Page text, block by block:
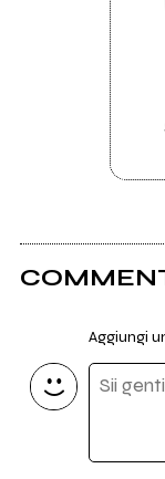
Aggiungi